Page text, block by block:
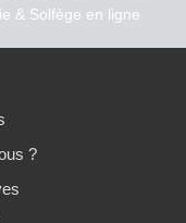
& Solfège en ligne
?